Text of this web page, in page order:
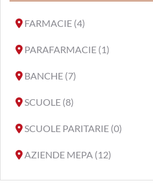
FARMACIE (4)
PARAFARMACIE (1)
BANCHE (7)
SCUOLE (8)
SCUOLE PARITARIE (0)
AZIENDE MEPA (12)